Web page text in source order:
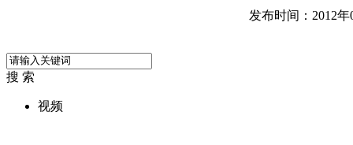
发布时间：2012年
搜 索
视频